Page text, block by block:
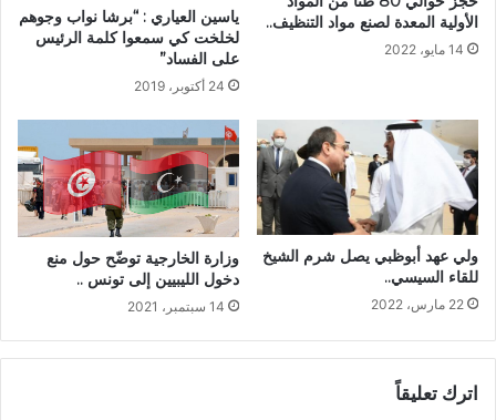
الأولية المعدة لصنع مواد التنظيف..
14 مايو، 2022
ياسين العياري : “برشا نواب وجوهم
لخلخت كي سمعوا كلمة الرئيس
على الفساد”
24 أكتوبر، 2019
ولي عهد أبوظبي يصل شرم الشيخ
للقاء السيسي..
22 مارس، 2022
وزارة الخارجية توضّح حول منع
دخول الليبيين إلى تونس ..
14 سبتمبر، 2021
اترك تعليقاً